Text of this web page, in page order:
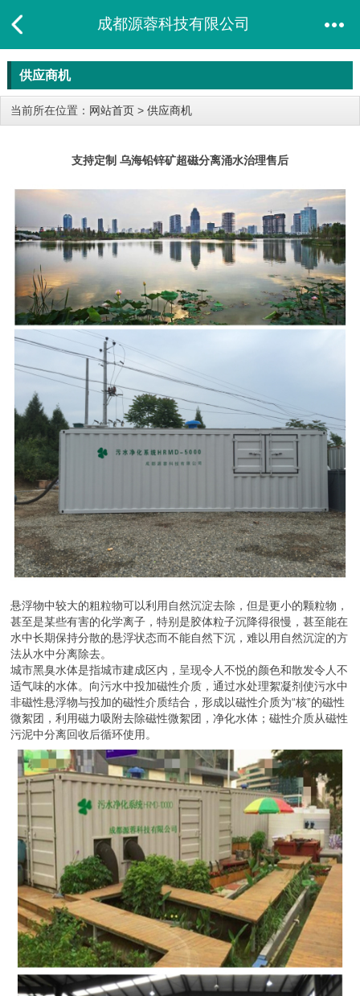
成都源蓉科技有限公司
供应商机
当前所在位置： 网站首页 > 供应商机
支持定制 乌海铅锌矿超磁分离涌水治理售后
悬浮物中较大的粗粒物可以利用自然沉淀去除，但是更小的颗粒物，
甚至是某些有害的化学离子，特别是胶体粒子沉降得很慢，甚至能在
水中长期保持分散的悬浮状态而不能自然下沉，难以用自然沉淀的方
法从水中分离除去。
城市黑臭水体是指城市建成区内，呈现令人不悦的颜色和散发令人不
适气味的水体。向污水中投加磁性介质，通过水处理絮凝剂使污水中
非磁性悬浮物与投加的磁性介质结合，形成以磁性介质为“核”的磁性
微絮团，利用磁力吸附去除磁性微絮团，净化水体；磁性介质从磁性
污泥中分离回收后循环使用。